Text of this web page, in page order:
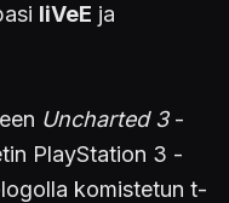
IiVeE ja
Uncharted 3-
PlayStation 3 -
komistetun t-